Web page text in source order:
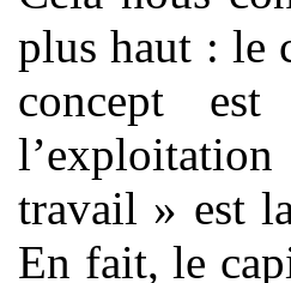
plus haut : le
concept
travail » est
En fait, le